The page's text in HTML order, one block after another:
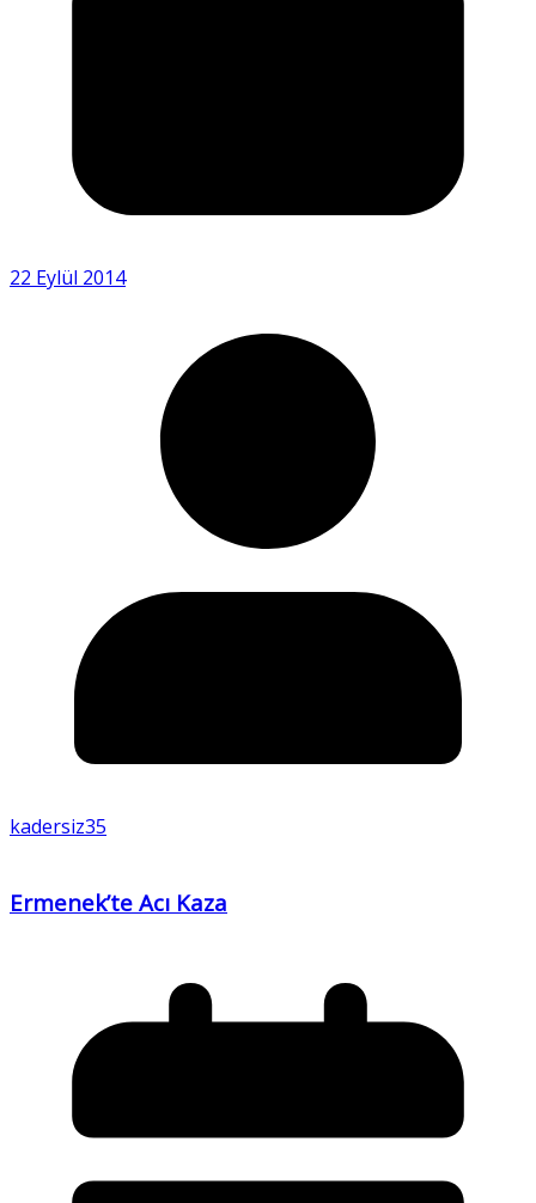
22 Eylül 2014
kadersiz35
Ermenek’te Acı Kaza